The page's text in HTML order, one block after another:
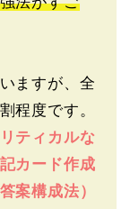
ますが、全
程度です。
ティカルな
カード作成
案構成法）